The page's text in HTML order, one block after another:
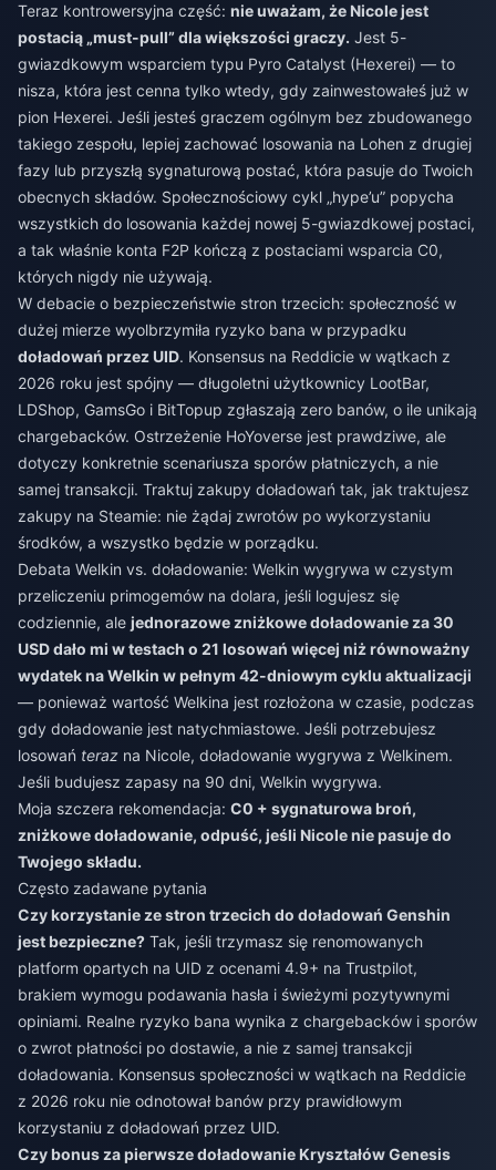
Teraz kontrowersyjna część: nie uważam, że Nicole jest
postacią „must-pull” dla większości graczy. Jest 5-
gwiazdkowym wsparciem typu Pyro Catalyst (Hexerei) — to
nisza, która jest cenna tylko wtedy, gdy zainwestowałeś już w
pion Hexerei. Jeśli jesteś graczem ogólnym bez zbudowanego
takiego zespołu, lepiej zachować losowania na Lohen z drugiej
fazy lub przyszłą sygnaturową postać, która pasuje do Twoich
obecnych składów. Społecznościowy cykl „hype’u” popycha
wszystkich do losowania każdej nowej 5-gwiazdkowej postaci,
a tak właśnie konta F2P kończą z postaciami wsparcia C0,
których nigdy nie używają.
W debacie o bezpieczeństwie stron trzecich: społeczność w
dużej mierze wyolbrzymiła ryzyko bana w przypadku
doładowań przez UID. Konsensus na Reddicie w wątkach z
2026 roku jest spójny — długoletni użytkownicy LootBar,
LDShop, GamsGo i BitTopup zgłaszają zero banów, o ile unikają
chargebacków. Ostrzeżenie HoYoverse jest prawdziwe, ale
dotyczy konkretnie scenariusza sporów płatniczych, a nie
samej transakcji. Traktuj zakupy doładowań tak, jak traktujesz
zakupy na Steamie: nie żądaj zwrotów po wykorzystaniu
środków, a wszystko będzie w porządku.
Debata Welkin vs. doładowanie: Welkin wygrywa w czystym
przeliczeniu primogemów na dolara, jeśli logujesz się
codziennie, ale jednorazowe zniżkowe doładowanie za 30
USD dało mi w testach o 21 losowań więcej niż równoważny
wydatek na Welkin w pełnym 42-dniowym cyklu aktualizacji
— ponieważ wartość Welkina jest rozłożona w czasie, podczas
gdy doładowanie jest natychmiastowe. Jeśli potrzebujesz
losowań teraz na Nicole, doładowanie wygrywa z Welkinem.
Jeśli budujesz zapasy na 90 dni, Welkin wygrywa.
Moja szczera rekomendacja: C0 + sygnaturowa broń,
zniżkowe doładowanie, odpuść, jeśli Nicole nie pasuje do
Twojego składu.
Często zadawane pytania
Czy korzystanie ze stron trzecich do doładowań Genshin
jest bezpieczne? Tak, jeśli trzymasz się renomowanych
platform opartych na UID z ocenami 4.9+ na Trustpilot,
brakiem wymogu podawania hasła i świeżymi pozytywnymi
opiniami. Realne ryzyko bana wynika z chargebacków i sporów
o zwrot płatności po dostawie, a nie z samej transakcji
doładowania. Konsensus społeczności w wątkach na Reddicie
z 2026 roku nie odnotował banów przy prawidłowym
korzystaniu z doładowań przez UID.
Czy bonus za pierwsze doładowanie Kryształów Genesis